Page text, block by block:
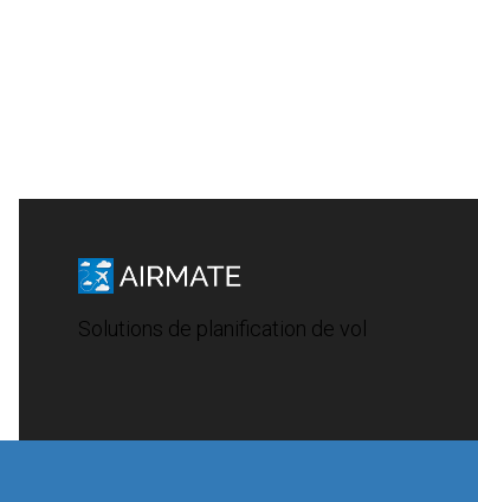
Solutions de planification de vol